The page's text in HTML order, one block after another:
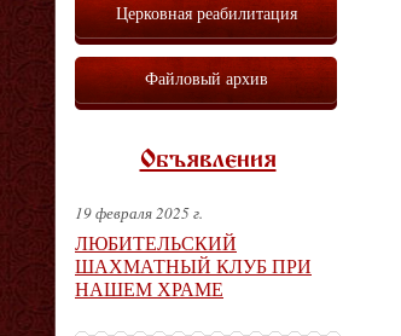
Церковная реабилитация
Файловый архив
Объявления
19 февраля 2025 г.
ЛЮБИТЕЛЬСКИЙ
ШАХМАТНЫЙ КЛУБ ПРИ
НАШЕМ ХРАМЕ